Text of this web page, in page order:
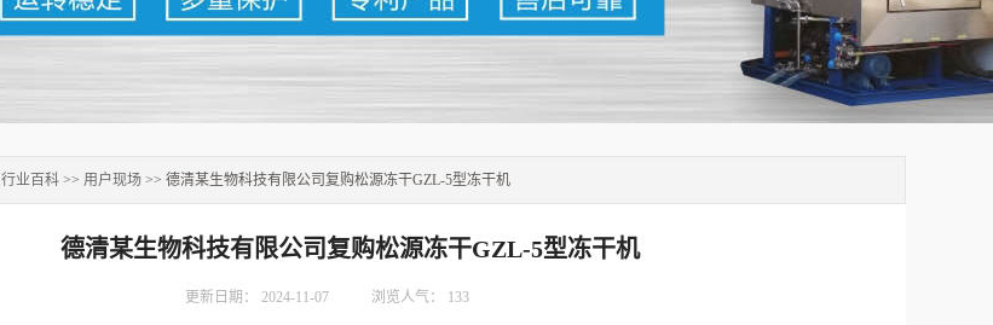
行业百科 >> 用户现场 >> 德清某生物科技有限公司复购松源冻干GZL-5型冻干机
德清某生物科技有限公司复购松源冻干GZL-5型冻干机
更新日期： 2024-11-07 浏览人气： 133